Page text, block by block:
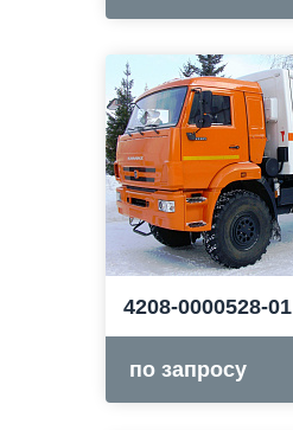
4208-0000528-01
по запросу